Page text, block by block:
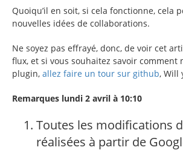
Quoiqu’il en soit, si cela fonctionne, cela
nouvelles idées de collaborations.
Ne soyez pas effrayé, donc, de voir cet
flux, et si vous souhaitez savoir comment
plugin, allez faire un tour sur github, Will
Remarques lundi 2 avril à 10:10
Toutes les modifications
réalisées à partir de